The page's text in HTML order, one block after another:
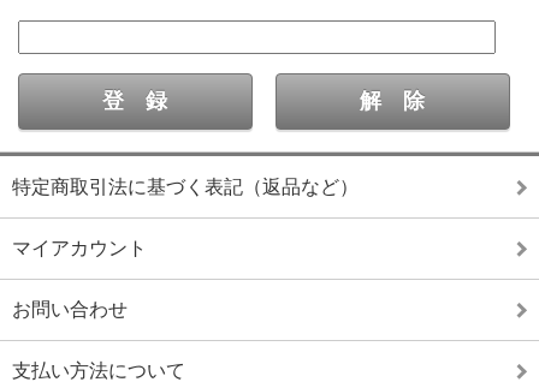
特定商取引法に基づく表記（返品など）
マイアカウント
お問い合わせ
支払い方法について